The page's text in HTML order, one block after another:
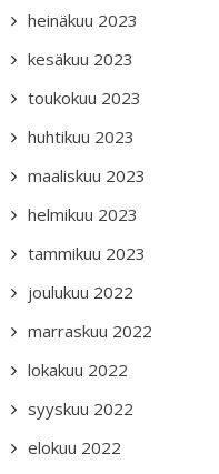
heinäkuu 2023
kesäkuu 2023
toukokuu 2023
huhtikuu 2023
maaliskuu 2023
helmikuu 2023
tammikuu 2023
joulukuu 2022
marraskuu 2022
lokakuu 2022
syyskuu 2022
elokuu 2022